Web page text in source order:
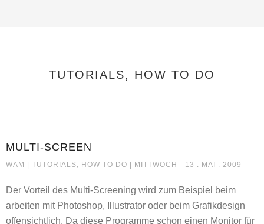
TUTORIALS, HOW TO DO
MULTI-SCREEN
WAM | TUTORIALS, HOW TO DO MULTI-SCREEN
| MITTWOCH - 13 . MAI . 2009
Der Vorteil des Multi-Screening wird zum Beispiel beim
arbeiten mit Photoshop, Illustrator oder beim Grafikdesign
offensichtlich. Da diese Programme schon einen Monitor für